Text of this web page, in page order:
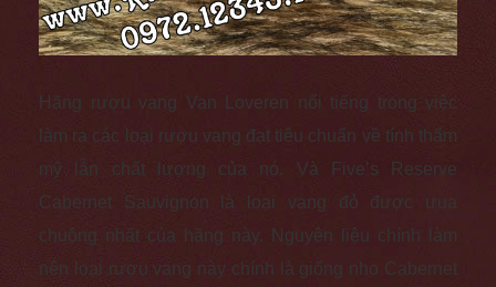
Hãng rượu vang Van Loveren nổi tiếng trong việc
làm ra các loại rượu vang đạt tiêu chuẩn về tính thẩm
mỹ lẫn chất lượng của nó. Và Five’s Reserve
Cabernet Sauvignon là loại vang đỏ được ưua
chuộng nhất của hãng này.
Nguyên liệu chính làm
nên loại rượu vang này chính là giống nho Cabernet